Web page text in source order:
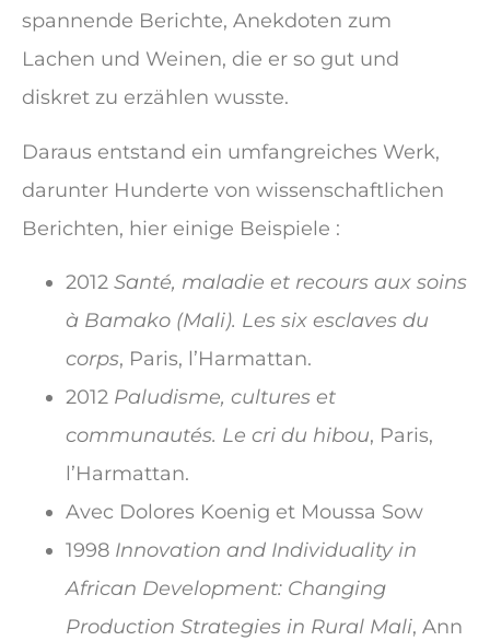
spannende Berichte, Anekdoten zum
Lachen und Weinen, die er so gut und
diskret zu erzählen wusste.
Daraus entstand ein umfangreiches Werk,
darunter Hunderte von wissenschaftlichen
Berichten, hier einige Beispiele :
2012 Santé, maladie et recours aux soins
à Bamako (Mali). Les six esclaves du
corps, Paris, l’Harmattan.
2012 Paludisme, cultures et
communautés. Le cri du hibou, Paris,
l’Harmattan.
Avec Dolores Koenig et Moussa Sow
1998 Innovation and Individuality in
African Development: Changing
Production Strategies in Rural Mali, Ann